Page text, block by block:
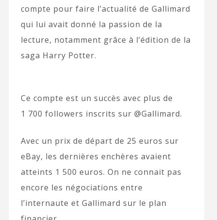
compte pour faire l’actualité de Gallimard
qui lui avait donné la passion de la
lecture, notamment grâce à l’édition de la
saga Harry Potter.
Ce compte est un succès avec plus de
1 700 followers inscrits sur @Gallimard.
Avec un prix de départ de 25 euros sur
eBay, les dernières enchères avaient
atteints 1 500 euros. On ne connait pas
encore les négociations entre
l’internaute et Gallimard sur le plan